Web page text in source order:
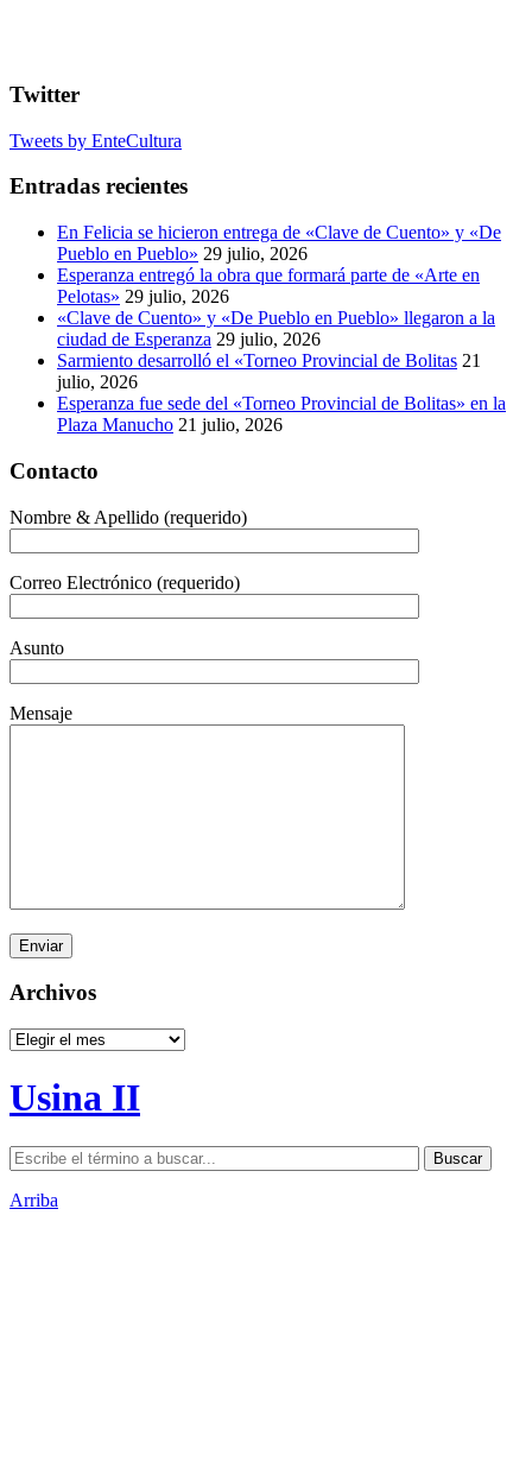
Twitter
Tweets by EnteCultura
Entradas recientes
En Felicia se hicieron entrega de «Clave de Cuento» y «De
Pueblo en Pueblo» 29 julio, 2026
Esperanza entregó la obra que formará parte de «Arte en
Pelotas» 29 julio, 2026
«Clave de Cuento» y «De Pueblo en Pueblo» llegaron a la
ciudad de Esperanza 29 julio, 2026
Sarmiento desarrolló el «Torneo Provincial de Bolitas 21
julio, 2026
Esperanza fue sede del «Torneo Provincial de Bolitas» en la
Plaza Manucho 21 julio, 2026
Contacto
Nombre & Apellido (requerido)
Correo Electrónico (requerido)
Asunto
Mensaje
Archivos
Archivos
Usina II
Arriba